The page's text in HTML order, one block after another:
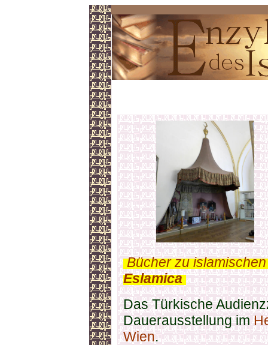
.Bücher zu
Eslamica.
Das Türkische
Dauerausstellung im
Wien.